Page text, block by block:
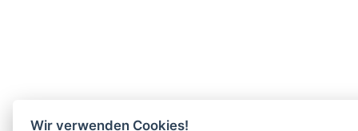
Wir verwenden Cookies!